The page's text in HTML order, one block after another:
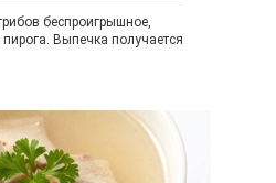
беспроигрышное,
Выпечка получается